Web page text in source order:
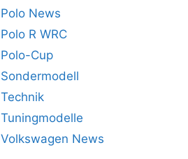
Polo News
Polo R WRC
Polo-Cup
Sondermodell
Technik
Tuningmodelle
Volkswagen News